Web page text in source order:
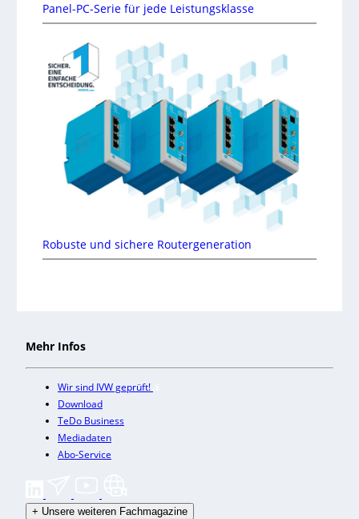
Panel-PC-Serie für jede Leistungsklasse
Robuste und sichere Routergeneration
Mehr Infos
Wir sind IVW geprüft!
Download
TeDo Business
Mediadaten
Abo-Service
+ Unsere weiteren Fachmagazine